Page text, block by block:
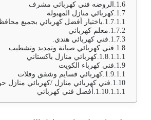
الروضه فني كهربائي مشرف
كهربائي منازل المهبولة
باختيار أفضل كهربائي بجميع محافظات الكويت،حيث يتم من خلال رقم فني كهربائي تصليح تكييف وأجهزة بالإضافة إلى تركيب الاضاءه العاديه وسبوت لايت وأيضا توصيلات الهاتف،
معلم كهربائي
فني كهربائي هندي.
فني كهربائي صيانة وتمديد وتشطيب
كهربائي منازل باكستاني
فني كهرباء الكويت
كهربائي قسايم وشقق وفلات
فني كهربائي منازل /كهربائي منازل
أفضل فني كهربائي